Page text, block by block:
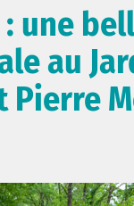
: une
au
Pierre